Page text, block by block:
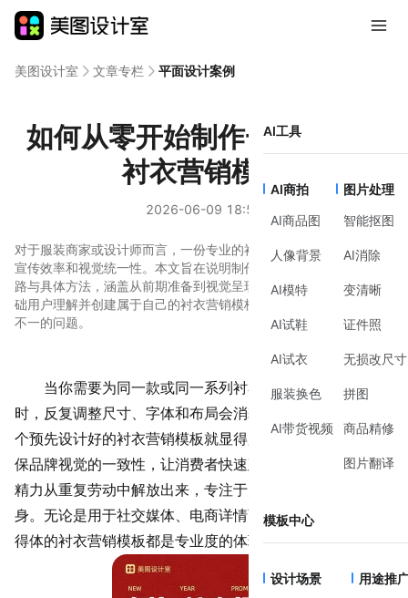
AI工具
AI商拍
AI商品图
人像背景
AI模特
AI试鞋
AI试衣
服装换色
AI带货视频
图片处理
智能抠图
AI消除
变清晰
证件照
无损改尺寸
拼图
商品精修
图片翻译
模板中心
设计场景
用途推
美图设计室 文章专栏 平面设计案例
如何从零开始制作一份有效的
衬衣营销模板
2026-06-09 18:56
对于服装商家或设计师而言，一份专业的衬衣营销模板能显著提升
宣传效率和视觉统一性。本文旨在说明制作衬衣营销模板的核心思
路与具体方法，涵盖从前期准备到视觉呈现的完整流程，帮助零基
础用户理解并创建属于自己的衬衣营销模板，解决素材杂乱、风格
不一的问题。
当你需要为同一款或同一系列衬衣制作多张宣传图片
时，反复调整尺寸、字体和布局会消耗大量时间。这时，一
个预先设计好的衬衣营销模板就显得尤为重要。它不仅能确
保品牌视觉的一致性，让消费者快速建立认知，更能将你的
精力从重复劳动中解放出来，专注于产品卖点和营销策略本
身。无论是用于社交媒体、电商详情页还是内部资料，一个
得体的衬衣营销模板都是专业度的体现。